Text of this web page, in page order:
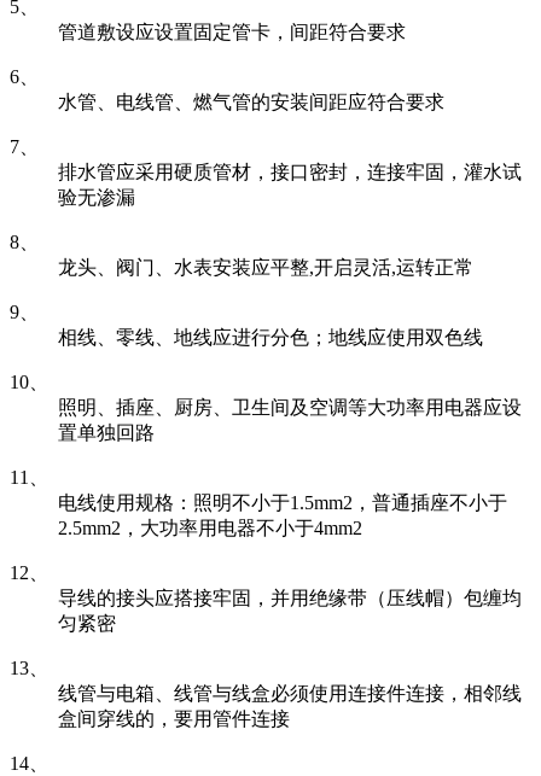
5、
管道敷设应设置固定管卡，间距符合要求
6、
水管、电线管、燃气管的安装间距应符合要求
7、
排水管应采用硬质管材，接口密封，连接牢固，灌水试
验无渗漏
8、
龙头、阀门、水表安装应平整,开启灵活,运转正常
9、
相线、零线、地线应进行分色；地线应使用双色线
10、
照明、插座、厨房、卫生间及空调等大功率用电器应设
置单独回路
11、
电线使用规格：照明不小于1.5mm2，普通插座不小于
2.5mm2，大功率用电器不小于4mm2
12、
导线的接头应搭接牢固，并用绝缘带（压线帽）包缠均
匀紧密
13、
线管与电箱、线管与线盒必须使用连接件连接，相邻线
盒间穿线的，要用管件连接
14、